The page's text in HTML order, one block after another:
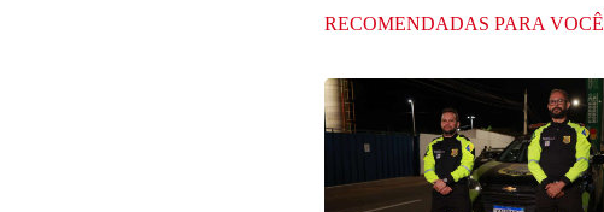
RECOMENDADAS PARA VOCÊ